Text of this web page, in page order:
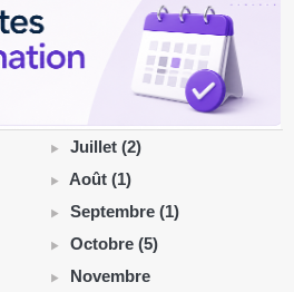
Juillet (2)
Août (1)
Septembre (1)
Octobre (5)
Novembre